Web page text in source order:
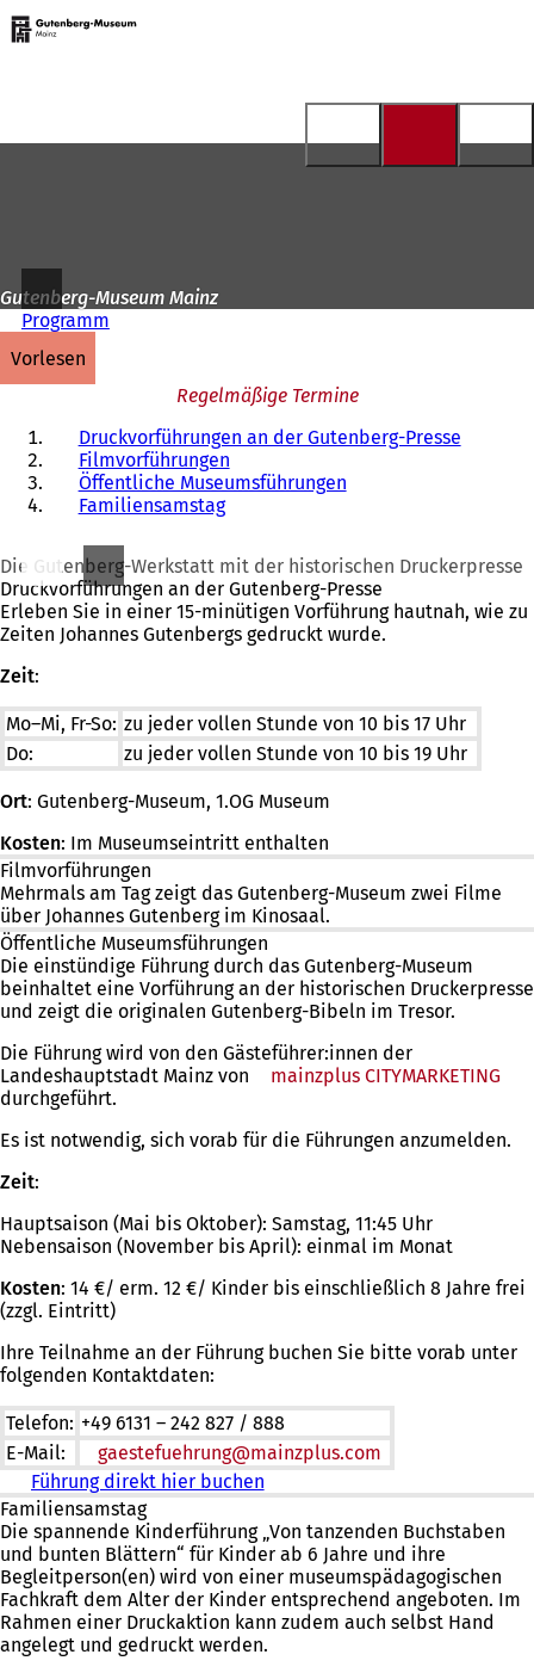
Inhalt anspringen
Zur
Startseite
Gutenberg-Museum Mainz
Programm
vorlesen
Regelmäßige Termine
Druckvorführungen an der Gutenberg-Presse
Filmvorführungen
Öffentliche Museumsführungen
Familiensamstag
Die Gutenberg-Werkstatt mit der historischen Druckerpresse
Druckvorführungen an der Gutenberg-Presse
Erleben Sie in einer 15-minütigen Vorführung hautnah, wie zu
Zeiten Johannes Gutenbergs gedruckt wurde.
Zeit:
Mo–Mi, Fr-So: zu jeder vollen Stunde von 10 bis 17 Uhr
Do:
zu jeder vollen Stunde von 10 bis 19 Uhr
Ort: Gutenberg-Museum, 1.OG Museum
Kosten: Im Museumseintritt enthalten
Filmvorführungen
Mehrmals am Tag zeigt das Gutenberg-Museum zwei Filme
über Johannes Gutenberg im Kinosaal.
Öffentliche Museumsführungen
Die einstündige Führung durch das Gutenberg-Museum
beinhaltet eine Vorführung an der historischen Druckerpresse
und zeigt die originalen Gutenberg-Bibeln im Tresor.
Die Führung wird von den Gästeführer:innen der
Landeshauptstadt Mainz von
mainzplus CITYMARKETING
durchgeführt.
Es ist notwendig, sich vorab für die Führungen anzumelden.
Zeit:
Hauptsaison (Mai bis Oktober): Samstag, 11:45 Uhr
Nebensaison (November bis April): einmal im Monat
Kosten: 14 €/ erm. 12 €/ Kinder bis einschließlich 8 Jahre frei
(zzgl. Eintritt)
Ihre Teilnahme an der Führung buchen Sie bitte vorab unter
folgenden Kontaktdaten:
Telefon: +49 6131 – 242 827 / 888
E-Mail:
gaestefuehrung mainzplus com
Führung direkt hier buchen
Ö
f
f
n
e
t
Familiensamstag
Die spannende Kinderführung „Von tanzenden Buchstaben
und bunten Blättern“ für Kinder ab 6 Jahre und ihre
Begleitperson(en) wird von einer museumspädagogischen
Fachkraft dem Alter der Kinder entsprechend angeboten. Im
Rahmen einer Druckaktion kann zudem auch selbst Hand
angelegt und gedruckt werden.